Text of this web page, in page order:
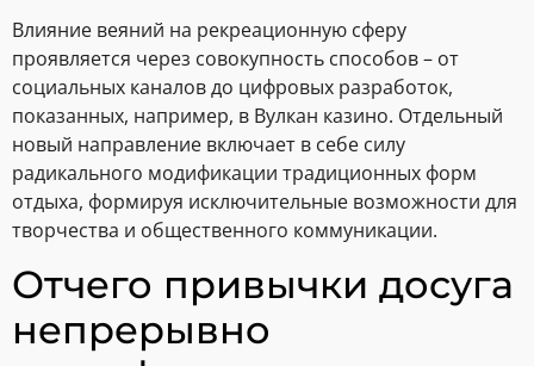
Влияние веяний на рекреационную сферу
проявляется через совокупность способов – от
социальных каналов до цифровых разработок,
показанных, например, в Вулкан казино. Отдельный
новый направление включает в себе силу
радикального модификации традиционных форм
отдыха, формируя исключительные возможности для
творчества и общественного коммуникации.
Отчего привычки досуга
непрерывно